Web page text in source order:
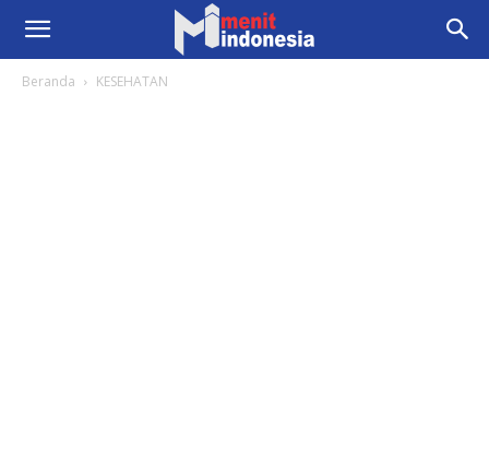
Beranda KESEHATAN